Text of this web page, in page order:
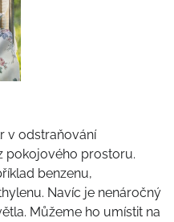
v odstraňování
pokojového prostoru.
benzenu,
Navíc je nenáročný
Můžeme ho umístit na